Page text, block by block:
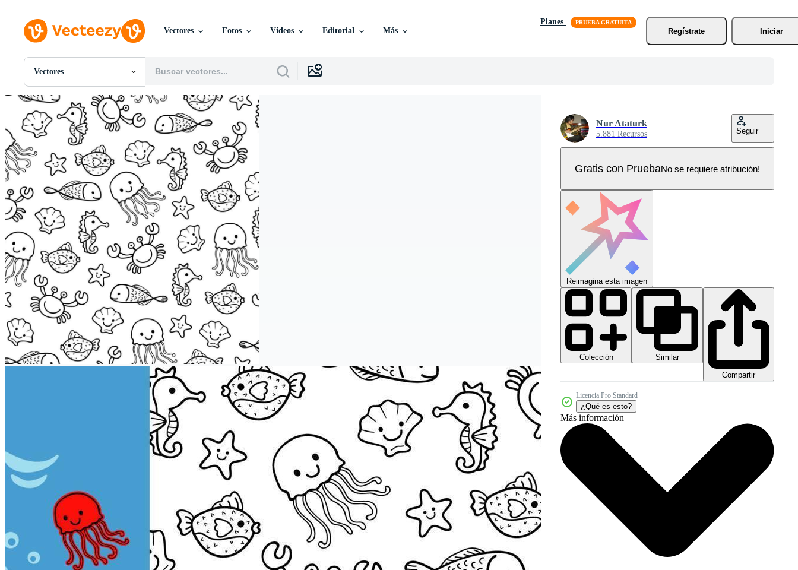
Vectores Fotos Vídeos Editorial Más
Planes
Regístrate
Iniciar
Vectores
Todas Imágenes
Fotos
PNGs
PSDs
SVGs
Plantillas
Vectores
Videos
Gráficos en Movimiento
Imágenes Editoriales
Eventos Editoriales
Nur Ataturk
5.881 Recursos Seguir
Gratis con PruebaNo se requiere atribución!
Reimagina esta imagen
Colección
Similar
Compartir
Licencia Pro Standard
¿Qué es esto?
Más información